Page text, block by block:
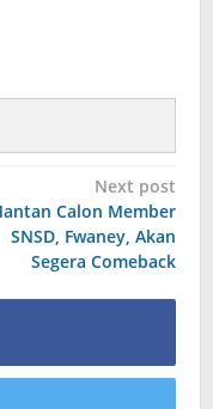
Next post
Calon Member
SNSD, Fwaney, Akan
Segera Comeback